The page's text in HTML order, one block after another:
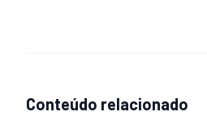
Conteúdo relacionado